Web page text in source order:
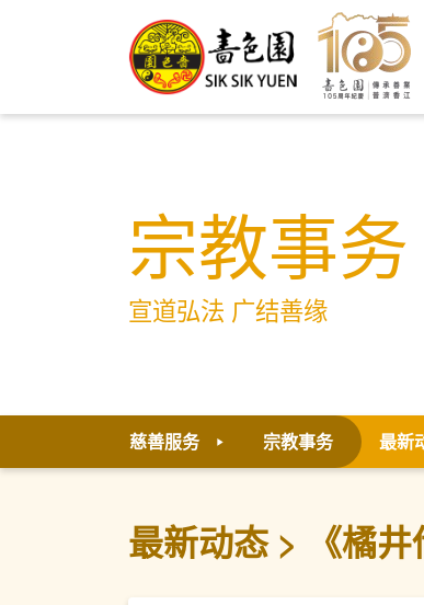
宗教事务
宣道弘法 广结善缘
慈善服务 宗教事务 最新
最新动态 《橘